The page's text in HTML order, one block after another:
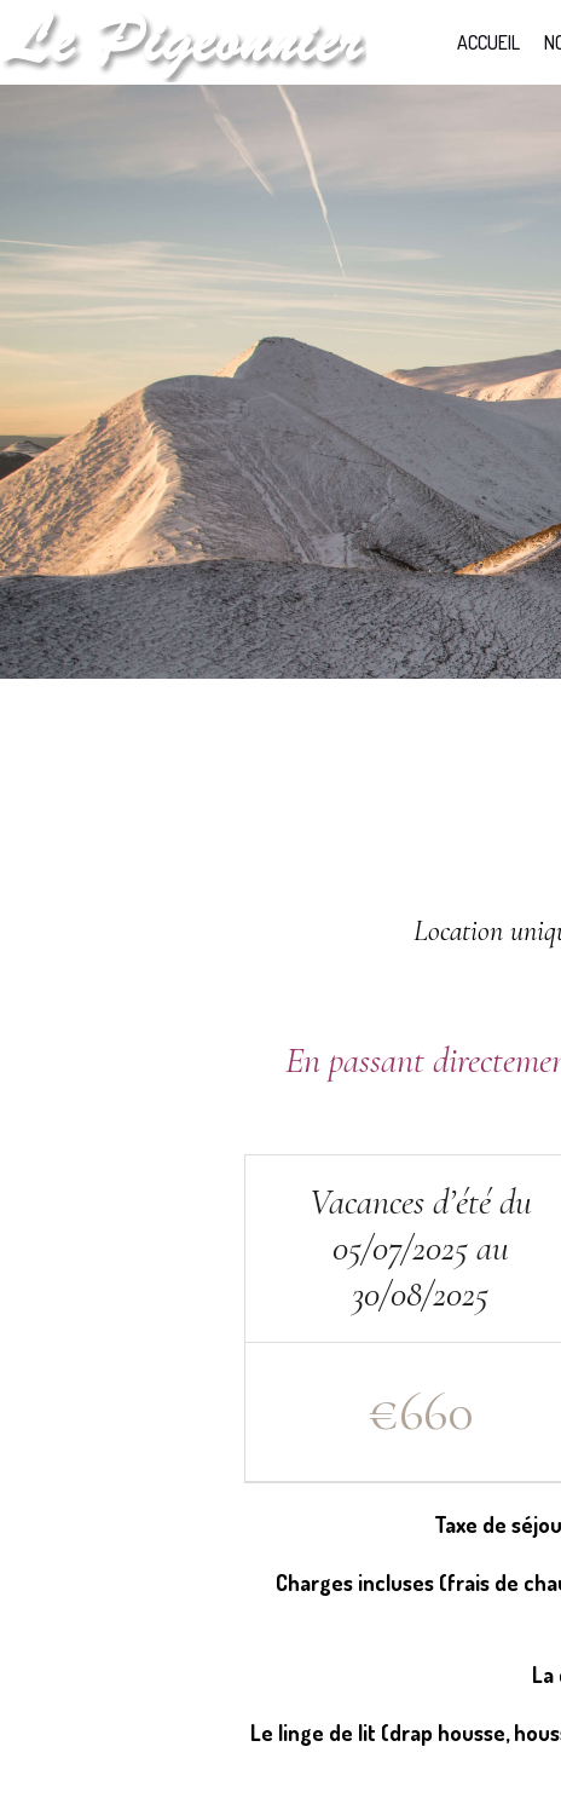
ACCUEIL
Location
En passant
Vacances d’été du
05/07/2025 au
30/08/2025
€660
Taxe de
Charges incluses (frais de
La
Le linge de lit (drap housse,